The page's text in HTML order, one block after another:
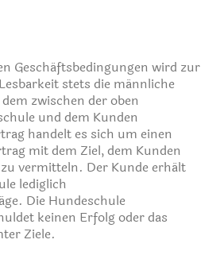
Geschäftsbedingungen wird zur
stets die männliche
zwischen der oben
und dem Kunden
handelt es sich um einen
mit dem Ziel, dem Kunden
vermitteln. Der Kunde erhält
lediglich
Die Hundeschule
keinen Erfolg oder das
Ziele.